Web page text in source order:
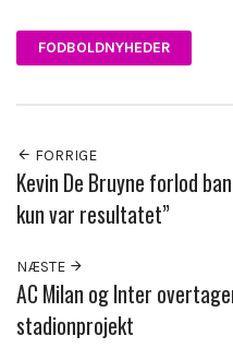
FODBOLDNYHEDER
FORRIGE
Kevin De Bruyne forlod
kun var resultatet”
NÆSTE
AC Milan og Inter
stadionprojekt